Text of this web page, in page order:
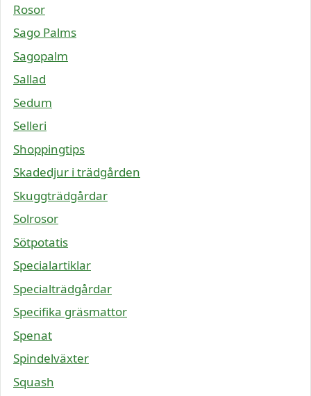
Rosor
Sago Palms
Sagopalm
Sallad
Sedum
Selleri
Shoppingtips
Skadedjur i trädgården
Skuggträdgårdar
Solrosor
Sötpotatis
Specialartiklar
Specialträdgårdar
Specifika gräsmattor
Spenat
Spindelväxter
Squash